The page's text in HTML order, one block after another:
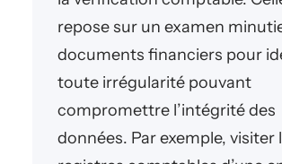
repose sur un examen
documents financiers pour
toute irrégularité pouvant
compromettre l’intégrité des
données. Par exemple, visiter